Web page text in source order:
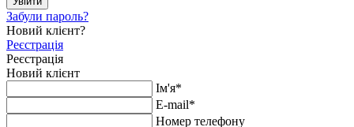
Забули пароль?
Новий клієнт?
Реєстрація
Реєстрація
Новий клієнт
Ім'я*
E-mail*
Номер телефону